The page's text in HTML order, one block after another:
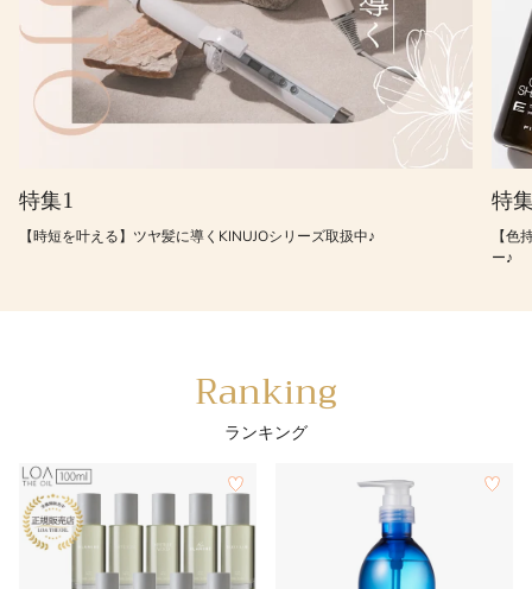
特集1
【時短を叶える】ツヤ髪に導くKINUJOシリーズ取扱中♪
特
【
ー♪
Ranking
ランキング